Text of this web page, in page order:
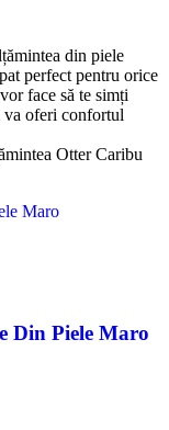
din piele
perfect pentru orice
face să te simți
va oferi confortul
Otter Caribu
Din Piele Maro